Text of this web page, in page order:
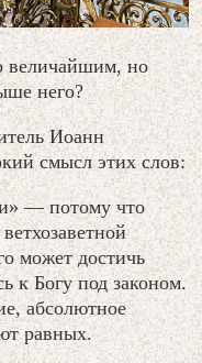
величайшим, но
него?
Иоанн
смысл этих слов:
— потому что
может достичь
к Богу под законом.
абсолютное
равных.